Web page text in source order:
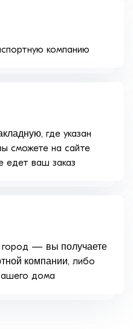
компанию
, где указан
сможете на сайте
едет ваш заказ
город — вы получаете
компании, либо
дома